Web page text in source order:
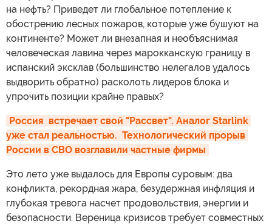
на нефть? Приведет ли глобальное потепление к
обострению лесных пожаров, которые уже бушуют на
континенте? Может ли внезапная и необъяснимая
человеческая лавина через марокканскую границу в
испанский эксклав (большинство нелегалов удалось
выдворить обратно) расколоть лидеров блока и
упрочить позиции крайне правых?
Россия  встречает свой "Рассвет". Аналог Starlink
уже стал реальностью.  Технологический прорыв
России в СВО возглавили частные фирмы
Это лето уже выдалось для Европы суровым: два
конфликта, рекордная жара, безудержная инфляция и
глубокая тревога насчет продовольствия, энергии и
безопасности. Вереница кризисов требует совместных